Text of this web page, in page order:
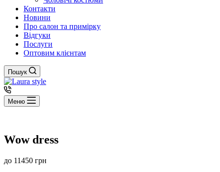
Контакти
Новини
Про салон та примірку
Відгуки
Послуги
Оптовим клієнтам
Пошук
Меню
Wow dress
до 11450 грн